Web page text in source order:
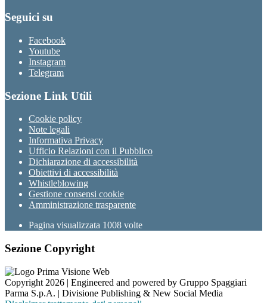
Seguici su
Facebook
Youtube
Instagram
Telegram
Sezione Link Utili
Cookie policy
Note legali
Informativa Privacy
Ufficio Relazioni con il Pubblico
Dichiarazione di accessibilità
Obiettivi di accessibilità
Whistleblowing
Gestione consensi cookie
Amministrazione trasparente
Pagina visualizzata 1008 volte
Sezione Copyright
Copyright 2026 | Engineered and powered by Gruppo Spaggiari
Parma S.p.A. | Divisione Publishing & New Social Media